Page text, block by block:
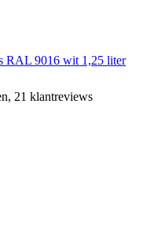
RAL 9016 wit 1,25 liter
21 klantreviews